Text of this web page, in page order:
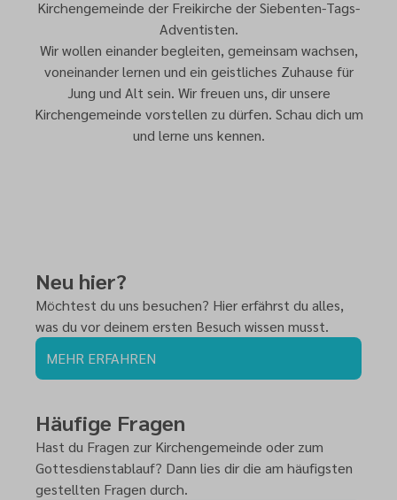
Kirchengemeinde der Freikirche der Siebenten-Tags-
Adventisten.
Wir wollen einander begleiten, gemeinsam wachsen,
voneinander lernen und ein geistliches Zuhause für
Jung und Alt sein. Wir freuen uns, dir unsere
Kirchengemeinde vorstellen zu dürfen. Schau dich um
und lerne uns kennen.
Neu hier?
Möchtest du uns besuchen? Hier erfährst du alles,
was du vor deinem ersten Besuch wissen musst.
MEHR ERFAHREN
Häufige Fragen
Hast du Fragen zur Kirchengemeinde oder zum
Gottesdienstablauf? Dann lies dir die am häufigsten
gestellten Fragen durch.